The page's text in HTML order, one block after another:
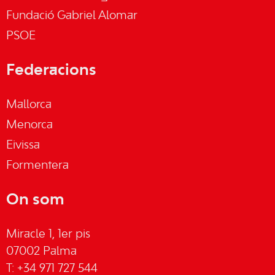
Fundació Gabriel Alomar
PSOE
Federacions
Mallorca
Menorca
Eivissa
Formentera
On som
Miracle 1, 1er pis
07002 Palma
T: +34 971 727 544